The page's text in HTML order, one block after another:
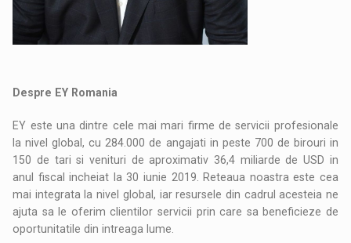
Despre EY Romania
EY este una dintre cele mai mari firme de servicii profesionale
la nivel global, cu 284.000 de angajati in peste 700 de birouri in
150 de tari si venituri de aproximativ 36,4 miliarde de USD in
anul fiscal incheiat la 30 iunie 2019. Reteaua noastra este cea
mai integrata la nivel global, iar resursele din cadrul acesteia ne
ajuta sa le oferim clientilor servicii prin care sa beneficieze de
oportunitatile din intreaga lume.